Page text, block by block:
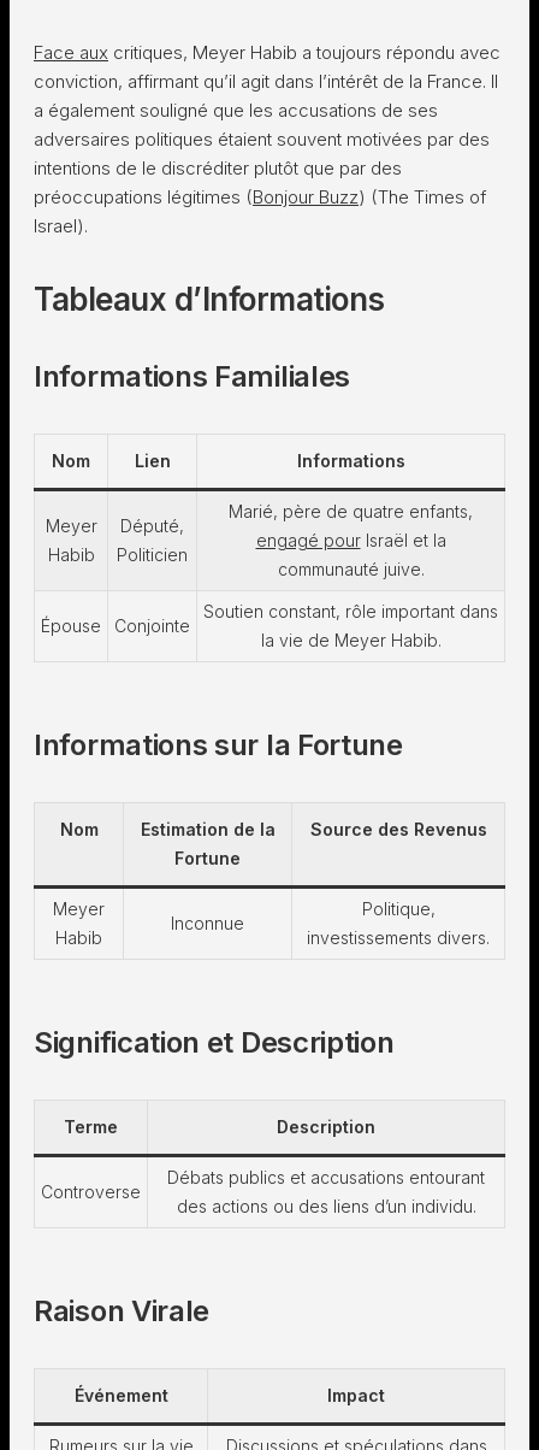
Face aux critiques, Meyer Habib a toujours répondu avec
conviction, affirmant qu’il agit dans l’intérêt de la France. Il
a également souligné que les accusations de ses
adversaires politiques étaient souvent motivées par des
intentions de le discréditer plutôt que par des
préoccupations légitimes​ (Bonjour Buzz)​​ (The Times of
Israel)​.
Tableaux d’Informations
Informations Familiales
Nom Lien Informations
Meyer
Habib
Député,
Politicien
Marié, père de quatre enfants,
engagé pourIsraël et la
communauté juive.
Épouse Conjointe
Soutien constant, rôle important dans
la vie de Meyer Habib.
Informations sur la Fortune
Nom
Estimation de la
Fortune
Source des Revenus
Meyer
Habib
Inconnue
Politique,
investissements divers.
Signification et Description
Terme Description
Controverse
Débats publics et accusations entourant
des actions ou des liens d’un individu.
Raison Virale
Événement Impact
Rumeurs sur la vie Discussions et spéculations dans